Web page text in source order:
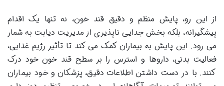
از این رو، پایش منظم و دقیق قند خون، نه تنها یک اقدام
پیشگیرانه، بلکه بخش جدایی ناپذیری از مدیریت دیابت به شمار
می رود. این پایش به بیماران کمک می کند تا تأثیر رژیم غذایی،
فعالیت بدنی، داروها و استرس را بر سطح قند خون خود درک
کنند. با در دست داشتن اطلاعات دقیق، پزشکان و خود بیماران